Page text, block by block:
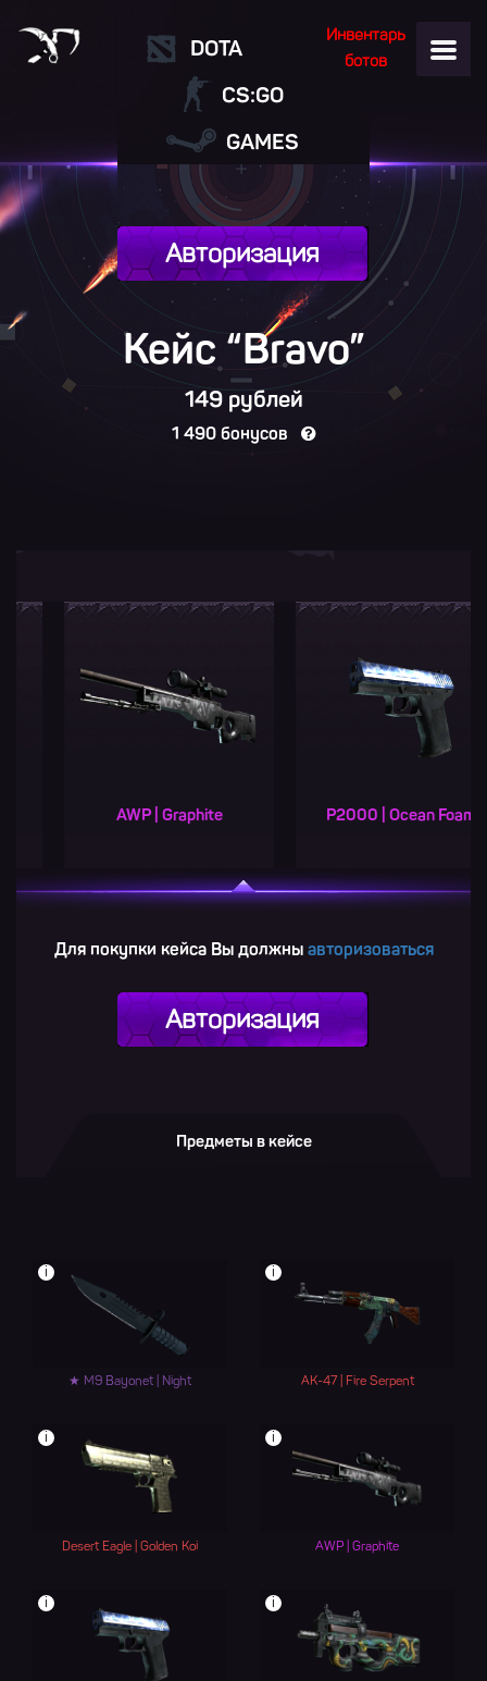
Инвентарь
ботов
DOTA
CS:GO
GAMES
Авторизация
Кейс “Bravo”
149 рублей
1 490 бонусов
AWP | Graphite P2000 | Ocean Foam
Для покупки кейса Вы должны авторизоваться
Авторизация
Предметы в кейсе
i
★ M9 Bayonet | Night
i
AK-47 | Fire Serpent
i
Desert Eagle | Golden Koi
i
AWP | Graphite
i i